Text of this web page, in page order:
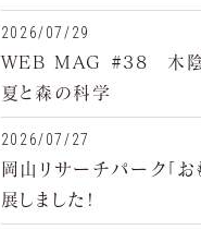
2026/07/29
WEB MAG #38 木陰
夏と森の科学
2026/07/27
岡山リサーチパーク「お
展しました!